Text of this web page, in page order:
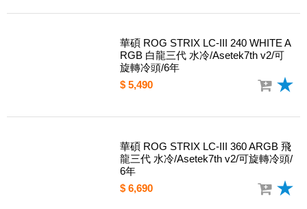
華碩 ROG STRIX LC-III 240 WHITE A
RGB 白龍三代 水冷/Asetek7th v2/可
旋轉冷頭/6年
$ 5,490
華碩 ROG STRIX LC-III 360 ARGB 飛
龍三代 水冷/Asetek7th v2/可旋轉冷頭/
6年
$ 6,690